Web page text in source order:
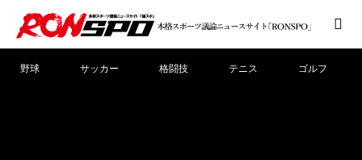
野球 サッカー 格闘技 テニス ゴルフ